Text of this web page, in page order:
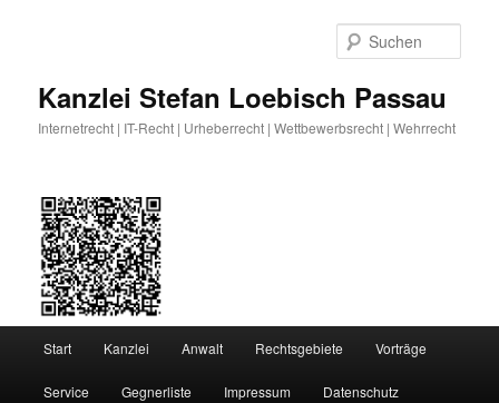
Kanzlei Stefan Loebisch Passau
Internetrecht | IT-Recht | Urheberrecht | Wettbewerbsrecht | Wehrrecht
Start Kanzlei Anwalt Rechtsgebiete Vorträge
Service Gegnerliste Impressum Datenschutz